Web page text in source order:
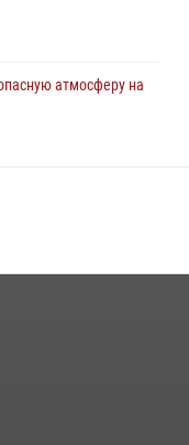
атмосферу на
от